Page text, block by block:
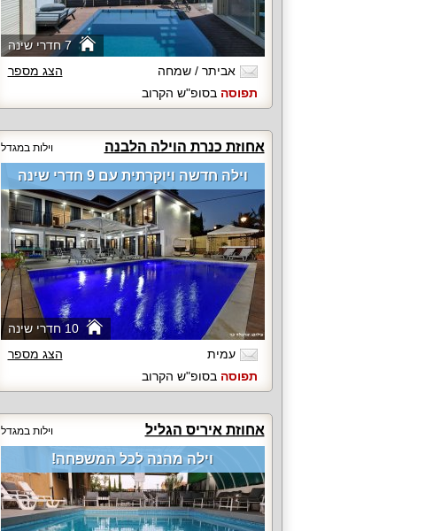
7 חדרי שינה
אביתר / שמחה
הצג מספר
תפוסה בסופ"ש הקרוב
אחוזת כנרת הוילה הלבנה וילות במגדל
10 חדרי שינה
וילה חדשה ויוקרתית עם 9 חדרי שינה
עמית
הצג מספר
תפוסה בסופ"ש הקרוב
אחוזת איריס הגליל וילות במגדל
וילה מהנה לכל המשפחה!